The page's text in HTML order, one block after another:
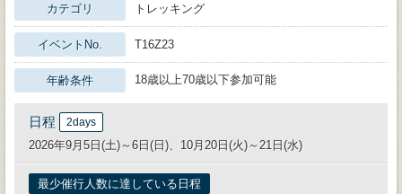
カテゴリ トレッキング
イベントNo. T16Z23
年齢条件 18歳以上70歳以下参加可能
日程 2days
2026年9月5日(土)～6日(日)、10月20日(火)～21日(水)
最少催行人数に達している日程